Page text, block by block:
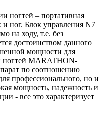
ногтей – портативная
и ног. Блок управления N7
на ходу, т.е. без
достоинством данного
мощности для
ногтей MARATHON-
по соотношению
профессионального, но и
мощность, надежность и
- все это характеризует